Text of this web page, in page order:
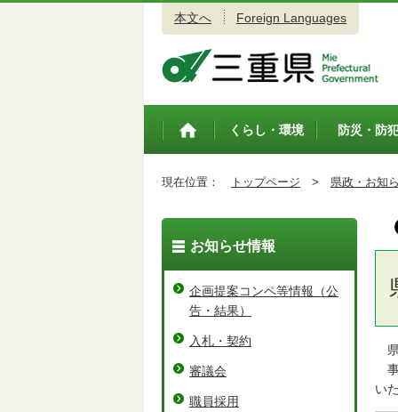
本文へ Foreign Languages
トップペ
くらし・環境 防災・防
現在位置： トップページ > 県政・お知
県
事
い
お知らせ情報
企画提案コンペ等情報（公
告・結果）
入札・契約
審議会
職員採用